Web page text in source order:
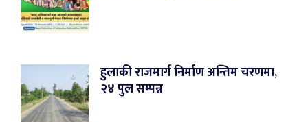
हुलाकी राजमार्ग निर्माण अन्तिम चरणमा,
२४ पुल सम्पन्न